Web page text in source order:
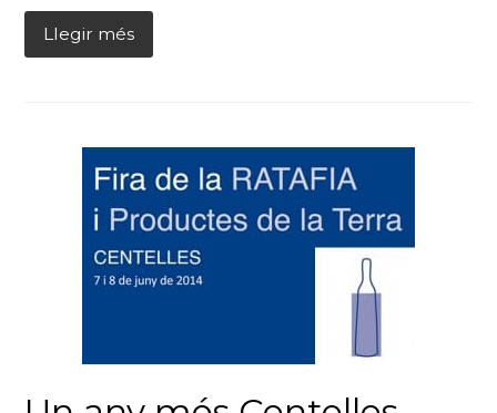
Llegir més